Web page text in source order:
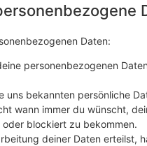
Daten:
personenbezogenen
uns bekannten persönliche
wann immer du wünscht,
blockiert zu bekommen.
deiner Daten erteilst,